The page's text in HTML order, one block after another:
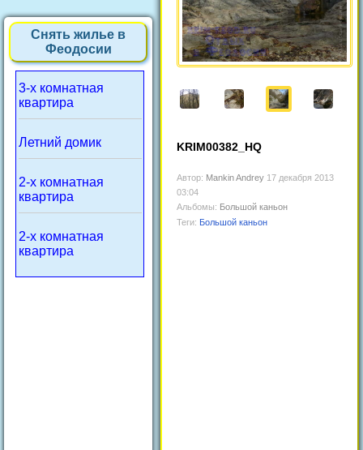
Снять жилье в
Феодосии
3-х комнатная
квартира
Летний домик
2-х комнатная
квартира
2-х комнатная
квартира
KRIM00382_HQ
Автор: Mankin Andrey 17 декабря 2013
03:04
Альбомы: Большой каньон
Теги: Большой каньон